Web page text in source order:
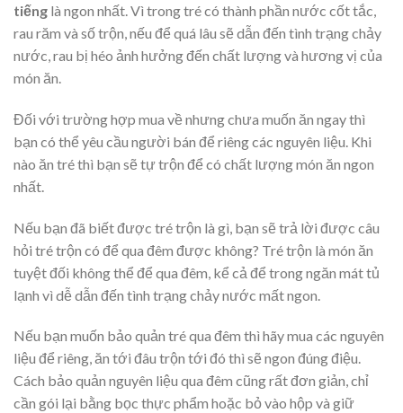
tiếng là ngon nhất. Vì trong tré có thành phần nước cốt tắc,
rau răm và số trộn, nếu để quá lâu sẽ dẫn đến tình trạng chảy
nước, rau bị héo ảnh hưởng đến chất lượng và hương vị của
món ăn.
Đối với trường hợp mua về nhưng chưa muốn ăn ngay thì
bạn có thể yêu cầu người bán để riêng các nguyên liệu. Khi
nào ăn tré thì bạn sẽ tự trộn để có chất lượng món ăn ngon
nhất.
Nếu bạn đã biết được tré trộn là gì, bạn sẽ trả lời được câu
hỏi tré trộn có để qua đêm được không? Tré trộn là món ăn
tuyệt đối không thể để qua đêm, kể cả để trong ngăn mát tủ
lạnh vì dễ dẫn đến tình trạng chảy nước mất ngon.
Nếu bạn muốn bảo quản tré qua đêm thì hãy mua các nguyên
liệu để riêng, ăn tới đâu trộn tới đó thì sẽ ngon đúng điệu.
Cách bảo quản nguyên liệu qua đêm cũng rất đơn giản, chỉ
cần gói lại bằng bọc thực phẩm hoặc bỏ vào hộp và giữ